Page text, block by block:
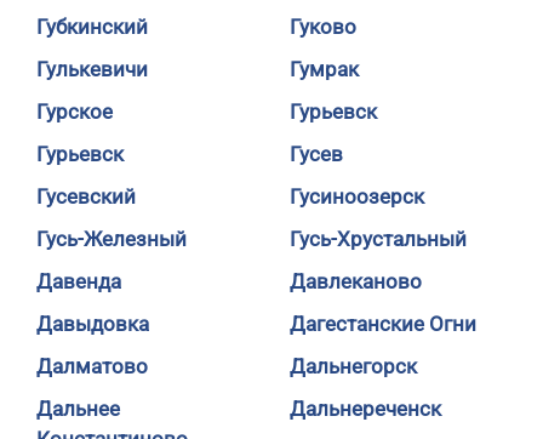
Губкинский
Гуково
Гулькевичи
Гумрак
Гурское
Гурьевск
Гурьевск
Гусев
Гусевский
Гусиноозерск
Гусь-Железный
Гусь-Хрустальный
Давенда
Давлеканово
Давыдовка
Дагестанские Огни
Далматово
Дальнегорск
Дальнее
Дальнереченск